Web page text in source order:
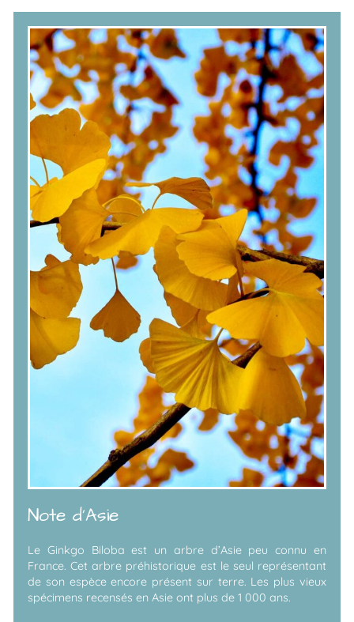
Note d'Asie
Le Ginkgo Biloba est un arbre d’Asie peu connu en
France. Cet arbre préhistorique est le seul représentant
de son espèce encore présent sur terre. Les plus vieux
spécimens recensés en Asie ont plus de 1 000 ans.